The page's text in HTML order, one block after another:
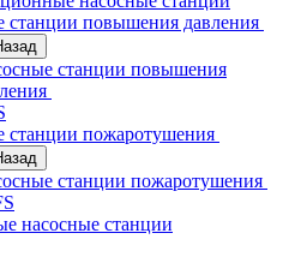
станции повышения давления
станции повышения
станции пожаротушения
станции пожаротушения
насосные станции